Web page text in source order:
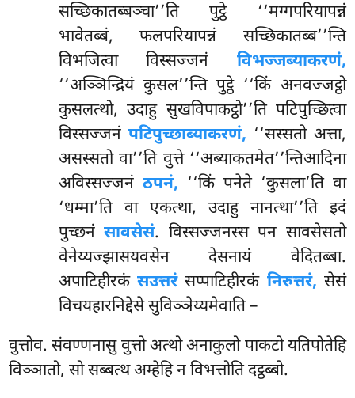
सच्छिकातब्बञ्चा’’तिपुट्ठे ‘‘मग्गपरियापन्नं
भावेतब्बं, फलपरियापन्नं सच्छिकातब्ब’’न्ति
विभजित्वा विस्सज्जनं विभज्जब्याकरणं,
‘‘अञ्ञिन्द्रियं कुसल’’न्ति पुट्ठे ‘‘किं अनवज्जट्ठो
कुसलत्थो, उदाहु सुखविपाकट्ठो’’ति पटिपुच्छित्वा
विस्सज्जनं पटिपुच्छाब्याकरणं, ‘‘सस्सतो अत्ता,
असस्सतो वा’’ति वुत्ते ‘‘अब्याकतमेत’’न्तिआदिना
अविस्सज्जनं ठपनं, ‘‘किं पनेते ‘कुसला’ति वा
‘धम्मा’ति वा एकत्था, उदाहु नानत्था’’ति इदं
पुच्छनंसावसेसं. विस्सज्जनस्स पन सावसेसतो
वेनेय्यज्झासयवसेन देसनायं वेदितब्बा.
अपाटिहीरकंसउत्तरंसप्पाटिहीरकं निरुत्तरं, सेसं
विचयहारनिद्देसे सुविञ्ञेय्यमेवाति –
वुत्तोव. संवण्णनासु वुत्तो अत्थो अनाकुलो पाकटो यतिपोतेहि
विञ्ञातो, सो सब्बत्थ अम्हेहि न विभत्तोति दट्ठब्बो.